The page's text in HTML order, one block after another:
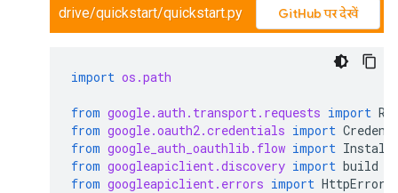
drive/quickstart/quickstart.py GitHub पर देखें
import os.path
from google.auth.transport.requests import
from google.oauth2.credentials import
from google_auth_oauthlib.flow import
from googleapiclient.discovery import build
from googleapiclient.errors import HttpError